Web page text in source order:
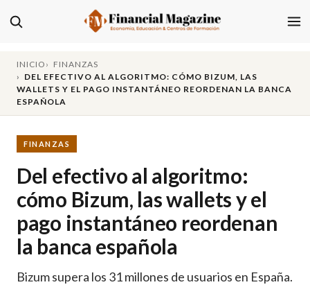
INICIO
FINANZAS
DEL EFECTIVO AL ALGORITMO: CÓMO BIZUM, LAS
WALLETS Y EL PAGO INSTANTÁNEO REORDENAN LA BANCA
ESPAÑOLA
FINANZAS
Del efectivo al algoritmo:
cómo Bizum, las wallets y el
pago instantáneo reordenan
la banca española
Bizum supera los 31 millones de usuarios en España.